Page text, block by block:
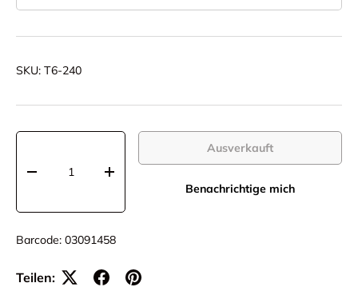
SKU: T6-240
Anzahl
+
Ausverkauft
Benachrichtige mich
Barcode: 03091458
Teilen: